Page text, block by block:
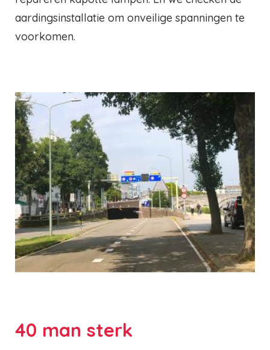
aardingsinstallatie om onveilige spanningen te
voorkomen.
40 man sterk